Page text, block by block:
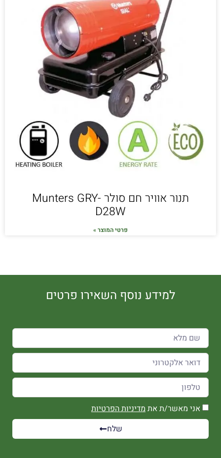
תנור אוויר חם סולר Munters GRY-
D28W
פרטי המוצר »
למידע נוסף השאירו פרטים
אני מאשר/ת את מדיניות הפרטיות
שלח